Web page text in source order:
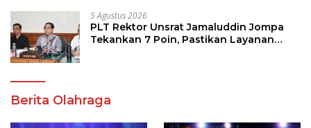
5 Agustus 2026
PLT Rektor Unsrat Jamaluddin Jompa
Tekankan 7 Poin, Pastikan Layanan
Berita Olahraga